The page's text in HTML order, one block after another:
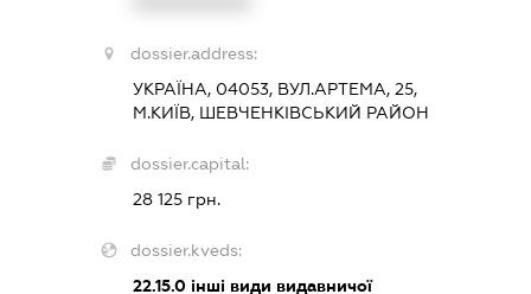
dossier.address:
УКРАЇНА, 04053, ВУЛ.АРТЕМА, 25,
М.КИЇВ, ШЕВЧЕНКІВСЬКИЙ РАЙОН
dossier.capital:
28 125 грн.
dossier.kveds:
22.15.0інші види видавничої